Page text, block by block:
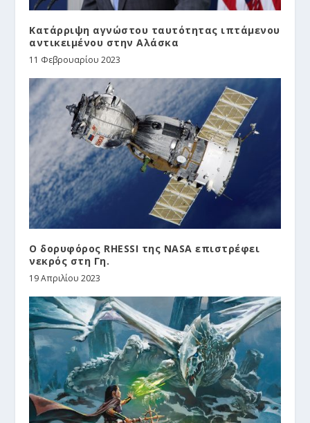
Κατάρριψη αγνώστου ταυτότητας ιπτάμενου
αντικειμένου στην Αλάσκα
11 Φεβρουαρίου 2023
Ο δορυφόρος RHESSI της NASA επιστρέφει
νεκρός στη Γη.
19 Απριλίου 2023